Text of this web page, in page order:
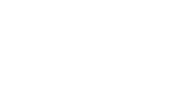
waar je het wilt
vrij om erbij te lopen.